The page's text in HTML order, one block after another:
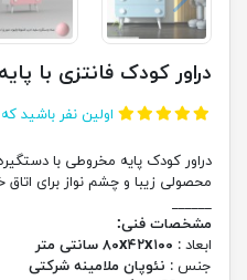
دراور کودک فانتزی با
اولین نفر باشید
محصولی زیبا و چشم نواز برای
______
مشخصات فنی:
ابعاد : ۸۰x۴۲x۱۰۰ سانتی متر
جنس : نئوپان ملامینه شرکتی